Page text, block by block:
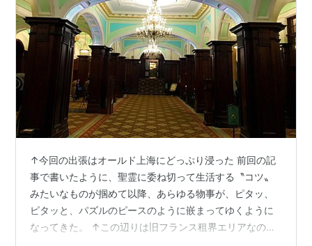
↑今回の出張はオールド上海にどっぷり浸った 前回の記
事で書いたように、聖霊に委ね切って生活する〝コツ〟
みたいなものが掴めて以降、あらゆる物事が、ピタッ、
ピタッと、パズルのピースのように嵌まってゆくように
なってきた。 ↑この辺りは旧フランス租界エリアなのだ